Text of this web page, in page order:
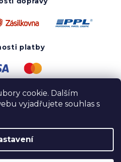
cookie. Dalším
vyjadřujete souhlas s
platby
wear. Všechna práva